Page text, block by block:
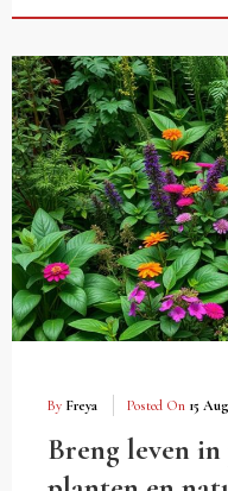
By Freya Posted On 15
Breng leven